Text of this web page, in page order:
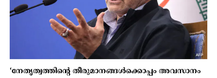
‘നേതൃത്വത്തിന്റെ തീരുമാനങ്ങൾക്കൊപ്പം അവസാനം